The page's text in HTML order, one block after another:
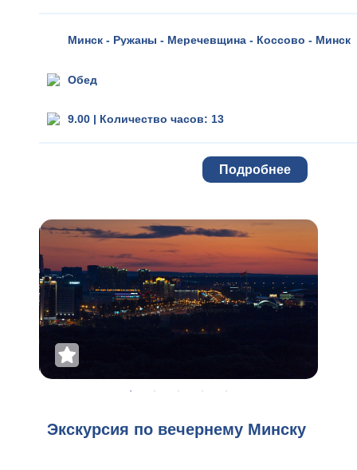
Минск - Ружаны - Меречевщина - Коссово - Минск
Обед
9.00 | Количество часов: 13
Подробнее
Экскурсия по вечернему Минску